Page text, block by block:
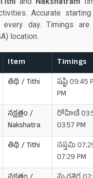
Accurate
day. Timings
location.
Item Timings
తిథి / Tithi
షష్టి 09:45
PM
నక్షత్రం /
Nakshatra
రోహిణి
03:57 PM
తిథి / Tithi
సప్తమి
07:29 PM